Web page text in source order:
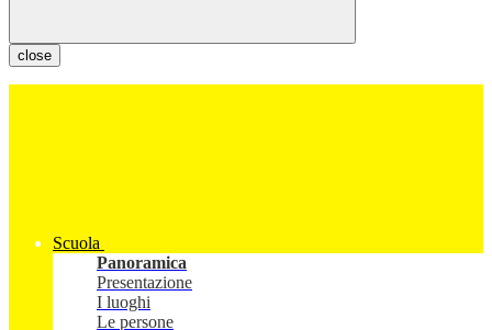
close
Scuola
Panoramica
Presentazione
I luoghi
Le persone